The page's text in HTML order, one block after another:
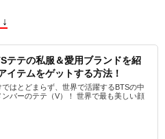
テテの私服＆愛用ブランドを紹
イテムをゲットする方法！
はとどまらず、世界で活躍するBTSの中
バーのテテ（V）！ 世界で最も美しい顔